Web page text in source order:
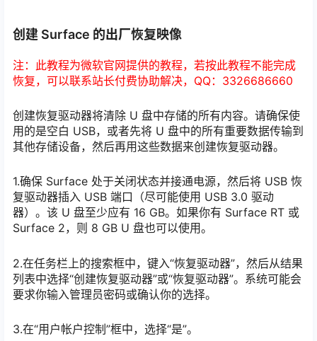
创建 Surface 的出厂恢复映像
注：此教程为微软官网提供的教程，若按此教程不能完成
恢复，可以联系站长付费协助解决，QQ：3326686660
创建恢复驱动器将清除 U 盘中存储的所有内容。请确保使
用的是空白 USB，或者先将 U 盘中的所有重要数据传输到
其他存储设备，然后再用这些数据来创建恢复驱动器。
1.确保 Surface 处于关闭状态并接通电源，然后将 USB 恢
复驱动器插入 USB 端口（尽可能使用 USB 3.0 驱动
器）。该 U 盘至少应有 16 GB。如果你有 Surface RT 或
Surface 2，则 8 GB U 盘也可以使用。
2.在任务栏上的搜索框中，键入“恢复驱动器”，然后从结果
列表中选择“创建恢复驱动器”或“恢复驱动器”。系统可能会
要求你输入管理员密码或确认你的选择。
3.在“用户帐户控制”框中，选择“是”。